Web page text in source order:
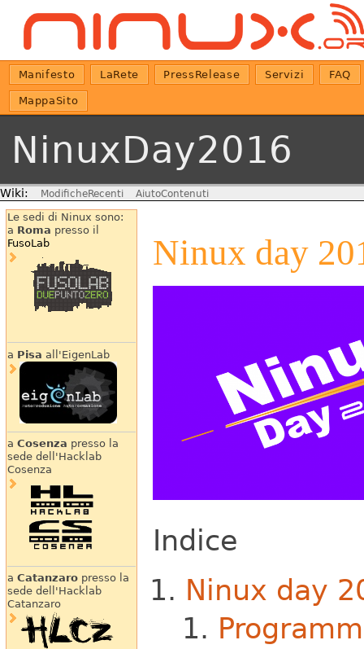
Manifesto LaRete PressRelease Servizi FAQ
MappaSito
NinuxDay2016
Wiki: ModificheRecenti AiutoContenuti
Le sedi di Ninux sono:
a Roma presso il
FusoLab
a Pisa all'EigenLab
a Cosenza presso la
sede dell'Hacklab
Cosenza
a Catanzaropresso la
sede dell'Hacklab
Catanzaro
Ninux day
Indice
Ninux day